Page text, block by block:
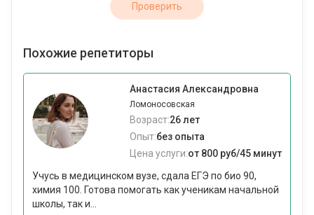
Проверить
Похожие репетиторы
Анастасия Александровна
Ломоносовская
Возраст:26 лет
Опыт:без опыта
Цена услуги:от 800 руб/45 минут
Учусь в медицинском вузе, сдала ЕГЭ по био 90,
химия 100. Готова помогать как ученикам начальной
школы, так и...